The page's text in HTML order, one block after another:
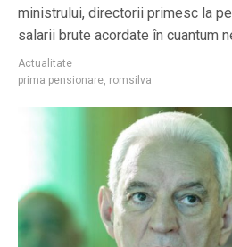
ministrului, directorii primesc la
salarii brute acordate în cuantum
Actualitate
prima pensionare, romsilva